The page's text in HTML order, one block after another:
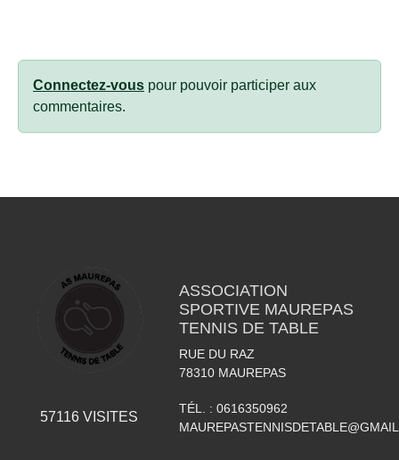
Connectez-vous pour pouvoir participer aux
commentaires.
57116 VISITES
ASSOCIATION
SPORTIVE MAUREPAS
TENNIS DE TABLE
RUE DU RAZ
78310 MAUREPAS
TÉL. : 0616350962